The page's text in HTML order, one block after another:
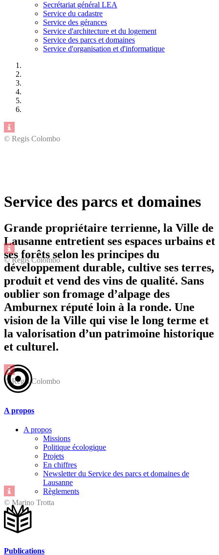
Secrétariat général LEA
Service du cadastre
Service des gérances
Service d'architecture et du logement
Service des parcs et domaines
Service d'organisation et d'informatique
© Regis Colombo
© Regis Colombo
© Regis Colombo
© Marino Trotta
Service des parcs et domaines
Grande propriétaire terrienne, la Ville de
Lausanne entretient ses espaces urbains et
ses forêts selon les principes du
développement durable, cultive ses terres,
produit et vend des vins de qualité. Sans
oublier son fromage d’alpage des
Amburnex réputé loin à la ronde. Une
vision de la Ville qui vise le long terme et
la valorisation d’un patrimoine historique
et culturel.
A propos
A propos
Missions
Politique écologique
Projets
En chiffres
Newsletter du Service des parcs et domaines de
Lausanne
Règlements
Publications